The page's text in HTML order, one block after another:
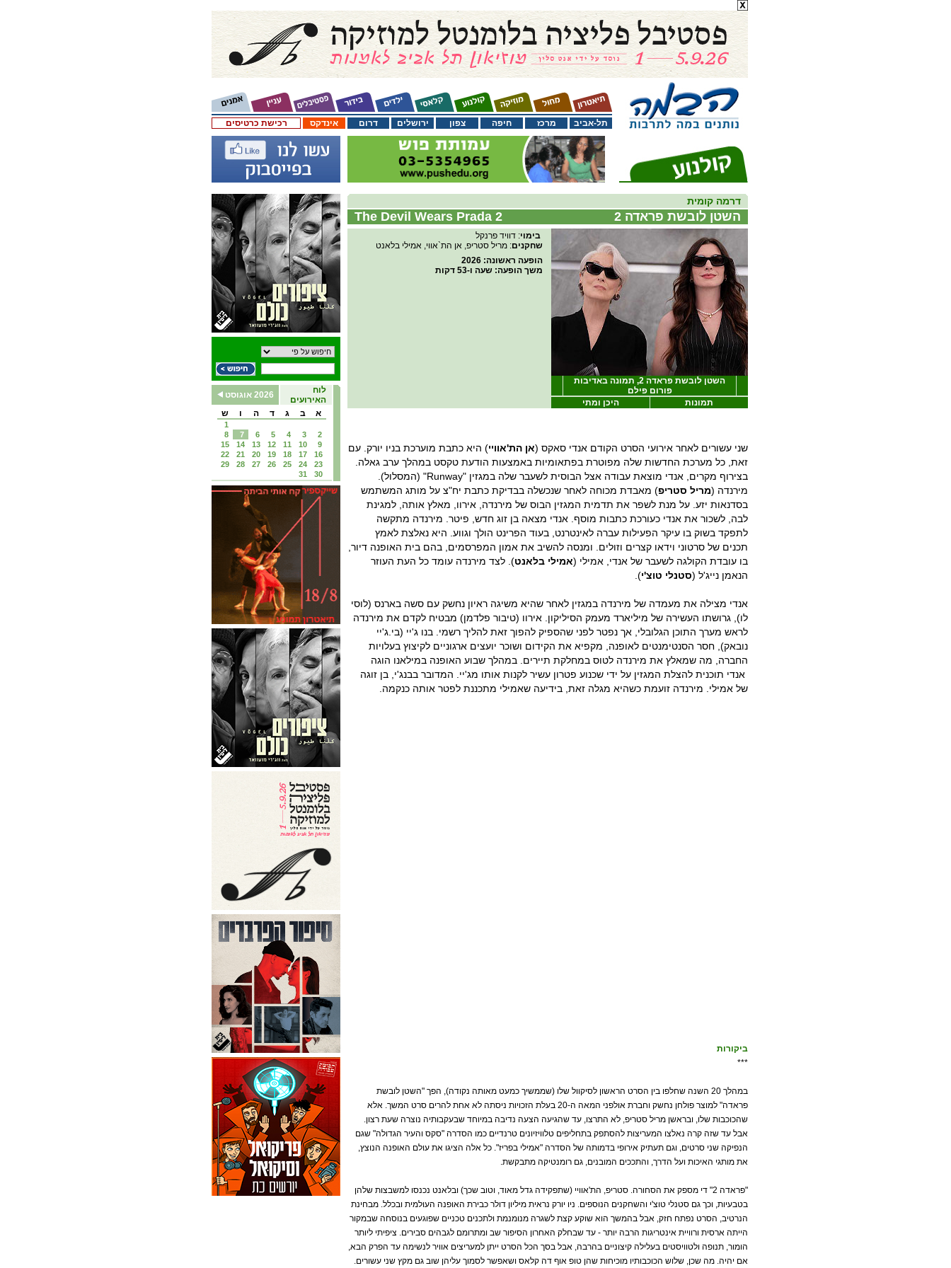
רכישת כרטיסים אינדקס דרום ירושלים צפון חיפה מרכז תל-אביב
לוח
האירועים
2026 אוגוסט
א
ב ג ד ה ו ש
1
2
3
4
5
6
7
8
9
10
11
12
13
14
15
16
17
18
19
20
21
22
23
24
25
26
27
28
29
30
31
דרמה קומית
The Devil Wears Prada 2 השטן לובשת פראדה 2
בימוי: דוויד פרנקל
שחקנים: מריל סטריפ, אן הת`אווי, אמילי בלאנט
הופעה ראשונה: 2026
משך הופעה: שעה ו-53 דקות
השטן לובשת פראדה 2, תמונה באדיבות
פורום פילם
תמונות
היכן ומתי
שני עשורים לאחר אירועי הסרט הקודם אנדי סאקס (אן הת'אוויי) היא כתבת מוערכת בניו יורק. עם
זאת, כל מערכת החדשות שלה מפוטרת בפתאומיות באמצעות הודעת טקסט במהלך ערב גאלה.
בצירוף מקרים, אנדי מוצאת עבודה אצל הבוסית לשעבר שלה במגזין "Runway" (המסלול).
מירנדה (מריל סטריפ) מאבדת מכוחה לאחר שנכשלה בבדיקת כתבת יח"צ על מותג המשתמש
בסדנאות יזע. על מנת לשפר את תדמית המגזין הבוס של מירנדה, אירוו, מאלץ אותה, למגינת
לבה, לשכור את אנדי כעורכת כתבות מוסף. אנדי מצאה בן זוג חדש, פיטר. מירנדה מתקשה
לתפקד בשוק בו עיקר הפעילות עברה לאינטרנט, בעוד הפרינט הולך וגווע. היא נאלצת לאמץ
תכנים של סרטוני וידאו קצרים וזולים. ומנסה להשיב את אמון המפרסמים, בהם בית האופנה דיור,
בו עובדת הקולגה לשעבר של אנדי, אמילי (אמילי בלאנט). לצד מירנדה עומד כל העת העוזר
הנאמן נייג'ל (סטנלי טוצ'י).
אנדי מצילה את מעמדה של מירנדה במגזין לאחר שהיא משיגה ראיון נחשק עם סשה בארנס (לוסי
לו), גרושתו העשירה של מיליארד מעמק הסיליקון. אירוו (טיבור פלדמן) מבטיח לקדם את מירנדה
לראש מערך התוכן הגלובלי, אך נפטר לפני שהספיק להפוך זאת להליך רשמי. בנו ג'יי (בי.ג'יי
נובאק), חסר הסנטימנטים לאופנה, מקפיא את הקידום ושוכר יועצים ארגוניים לקיצוץ בעלויות
החברה, מה שמאלץ את מירנדה לטוס במחלקת תיירים. במהלך שבוע האופנה במילאנו הוגה
אנדי תוכנית להצלת המגזין על ידי שכנוע פטרון עשיר לקנות אותו מג'יי. המדובר בבנג'י, בן זוגה
של אמילי. מירנדה זועמת כשהיא מגלה זאת, בידיעה שאמילי מתכננת לפטר אותה כנקמה.
ביקורות
***
במהלך 20 השנה שחלפו בין הסרט הראשון לסיקוול שלו (שממשיך כמעט מאותה נקודה), הפך "השטן לובשת
פראדה" למוצר פולחן נחשק וחברת אולפני המאה ה-20 בעלת הזכויות ניסתה לא אחת להרים סרט המשך. אלא
שהכוכבות שלו, ובראשן מריל סטריפ, לא התרצו, עד שהגיעה הצעה נדיבה במיוחד שבעקבותיה נוצרה שעת רצון.
אבל עד שזה קרה נאלצו המעריצות להסתפק בתחליפים טלוויזיונים טרנדיים כמו הסדרה "סקס והעיר הגדולה" שגם
הנפיקה שני סרטים, וגם תעתיק אירופי בדמותה של הסדרה "אמילי בפריז". כל אלה הציגו את עולם האופנה הנוצץ,
את מותגי האיכות ועל הדרך, והתככים המובנים, גם רומנטיקה מתבקשת.
"פראדה 2" די מספק את הסחורה. סטריפ, הת'אוויי (שתפקידה גדל מאוד, וטוב שכך) ובלאנט נכנסו למשבצות שלהן
בטבעיות, וכך גם סטנלי טוצ'י והשחקנים הנוספים. ניו יורק נראית מיליון דולר כבירת האופנה העולמית ובכלל. מבחינת
הנרטיב, הסרט נפתח חזק, אבל בהמשך הוא שוקע קצת לשגרה מנומנמת ולתכנים טכניים שפוגעים בנוסחה שבמקור
הייתה ארסית ורוויית אינטריגות הרבה יותר - עד שבחלק האחרון הסיפור שב ומתרומם לגבהים סבירים. ציפיתי ליותר
הומור, תנופה ולטוויסטים בעלילה קיצוניים בהרבה, אבל בסך הכל הסרט ייתן למעריצים אוויר לנשימה עד הפרק הבא,
אם יהיה. מה שכן, שלוש הכוכבותיו מוכיחות שהן טופ אוף דה קלאס ושאפשר לסמוך עליהן שוב גם מקץ שני עשורים.